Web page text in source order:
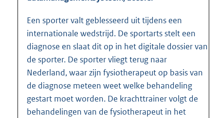
Een sporter valt geblesseerd uit tijdens een
internationale wedstrijd. De sportarts stelt een
diagnose en slaat dit op in het digitale dossier van
de sporter. De sporter vliegt terug naar
Nederland, waar zijn fysiotherapeut op basis van
de diagnose meteen weet welke behandeling
gestart moet worden. De krachttrainer volgt de
behandelingen van de fysiotherapeut in het